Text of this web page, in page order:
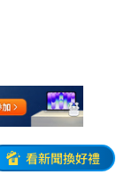
看新聞換好禮